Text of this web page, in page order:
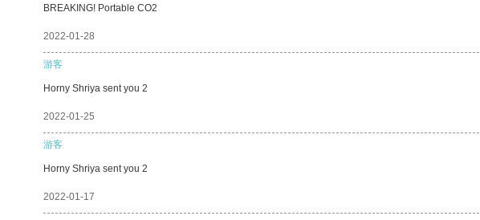
BREAKING! Portable CO2
2022-01-28
游客
Horny Shriya sent you 2
2022-01-25
游客
Horny Shriya sent you 2
2022-01-17